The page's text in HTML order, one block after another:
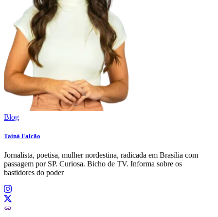
Blog
Tainá Falcão
Jornalista, poetisa, mulher nordestina, radicada em Brasília com
passagem por SP. Curiosa. Bicho de TV. Informa sobre os
bastidores do poder